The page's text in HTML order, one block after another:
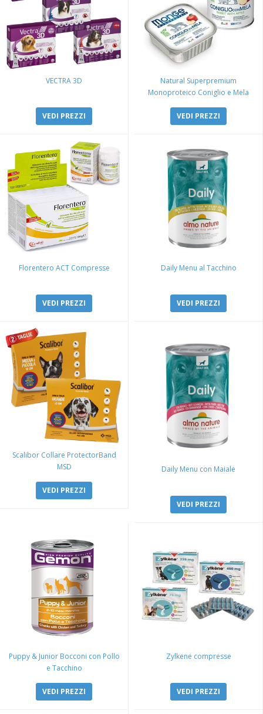
VECTRA 3D
VEDI PREZZI
Natural Superpremium
Monoproteico Coniglio e Mela
VEDI PREZZI
Florentero ACT Compresse
VEDI PREZZI
Daily Menu al Tacchino
VEDI PREZZI
Scalibor Collare ProtectorBand
MSD
VEDI PREZZI
Daily Menu con Maiale
VEDI PREZZI
Puppy & Junior Bocconi con Pollo
e Tacchino
VEDI PREZZI
Zylkene compresse
VEDI PREZZI